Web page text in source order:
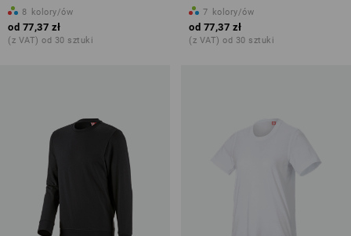
8 kolory/ów
od 77,37 zł
(z VAT) od 30 sztuki
7 kolory/ów
od 77,37 zł
(z VAT) od 30 sztuki